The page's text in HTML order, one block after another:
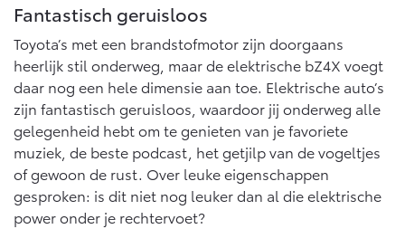
Fantastisch geruisloos
Toyota’s met een brandstofmotor zijn doorgaans
heerlijk stil onderweg, maar de elektrische bZ4X voegt
daar nog een hele dimensie aan toe. Elektrische auto’s
zijn fantastisch geruisloos, waardoor jij onderweg alle
gelegenheid hebt om te genieten van je favoriete
muziek, de beste podcast, het getjilp van de vogeltjes
of gewoon de rust. Over leuke eigenschappen
gesproken: is dit niet nog leuker dan al die elektrische
power onder je rechtervoet?